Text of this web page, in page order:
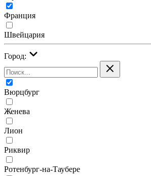
Франция
Швейцария
Город:
Вюрцбург
Женева
Лион
Риквир
Ротенбург-на-Таубере